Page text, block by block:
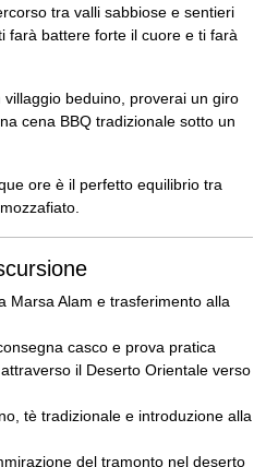
tra valli sabbiose e sentieri
farà battere forte il cuore e ti farà
beduino, proverai un giro
cena BBQ tradizionale sotto un
ore è il perfetto equilibrio tra
Marsa Alam e trasferimento alla
casco e prova pratica
il Deserto Orientale verso
tè tradizionale e introduzione alla
del tramonto nel deserto